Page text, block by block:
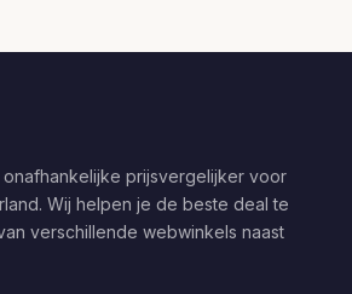
onafhankelijke prijsvergelijker voor
Wij helpen je de beste deal te
verschillende webwinkels naast